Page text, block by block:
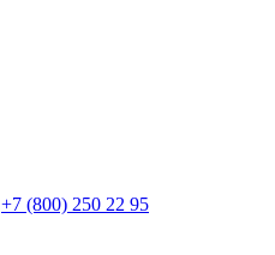
+7 (800) 250 22 95